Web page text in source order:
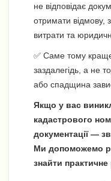
не відповідає
отримати відмову,
витрати та
✅ Саме тому
заздалегідь, а не
або спадщина
Якщо у вас
кадастрового
документації —
Ми допоможемо
знайти практичне